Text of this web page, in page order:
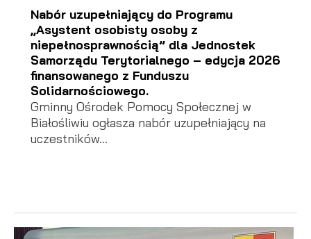
Nabór uzupełniający do Programu
„Asystent osobisty osoby z
niepełnosprawnością” dla Jednostek
Samorządu Terytorialnego – edycja 2026
finansowanego z Funduszu
Solidarnościowego.
Gminny Ośrodek Pomocy Społecznej w
Białośliwiu ogłasza nabór uzupełniający na
uczestników...